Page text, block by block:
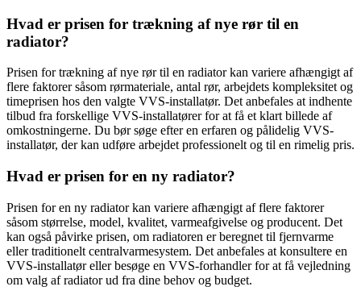
Hvad er prisen for trækning af nye rør til en
radiator?
Prisen for trækning af nye rør til en radiator kan variere afhængigt af
flere faktorer såsom rørmateriale, antal rør, arbejdets kompleksitet og
timeprisen hos den valgte VVS-installatør. Det anbefales at indhente
tilbud fra forskellige VVS-installatører for at få et klart billede af
omkostningerne. Du bør søge efter en erfaren og pålidelig VVS-
installatør, der kan udføre arbejdet professionelt og til en rimelig pris.
Hvad er prisen for en ny radiator?
Prisen for en ny radiator kan variere afhængigt af flere faktorer
såsom størrelse, model, kvalitet, varmeafgivelse og producent. Det
kan også påvirke prisen, om radiatoren er beregnet til fjernvarme
eller traditionelt centralvarmesystem. Det anbefales at konsultere en
VVS-installatør eller besøge en VVS-forhandler for at få vejledning
om valg af radiator ud fra dine behov og budget.